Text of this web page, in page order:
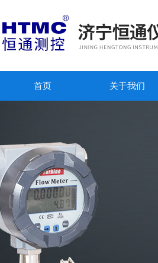
首页 关于我们